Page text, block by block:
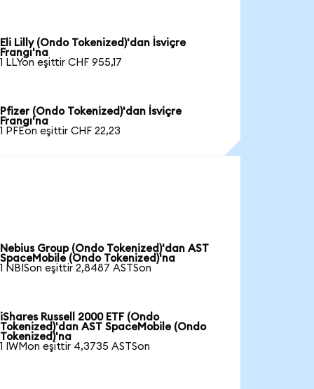
Eli Lilly (Ondo Tokenized)'dan İsviçre
Frangı'na
1 LLYon eşittir CHF 955,17
Pfizer (Ondo Tokenized)'dan İsviçre
Frangı'na
1 PFEon eşittir CHF 22,23
Nebius Group (Ondo Tokenized)'dan AST
SpaceMobile (Ondo Tokenized)'na
1 NBISon eşittir 2,8487 ASTSon
iShares Russell 2000 ETF (Ondo
Tokenized)'dan AST SpaceMobile (Ondo
Tokenized)'na
1 IWMon eşittir 4,3735 ASTSon